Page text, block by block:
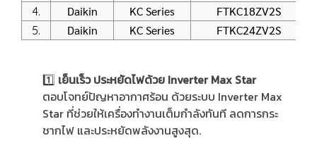
4. Daikin KC Series FTKC18ZV2S
5. Daikin KC Series FTKC24ZV2S
1️⃣ เย็นเร็ว ประหยัดไฟด้วย Inverter Max Star
ตอบโจทย์ปัญหาอากาศร้อน ด้วยระบบ Inverter Max
Star ที่ช่วยให้เครื่องทำงานเต็มกำลังทันที ลดการกระ
ชากไฟ และประหยัดพลังงานสูงสุด.